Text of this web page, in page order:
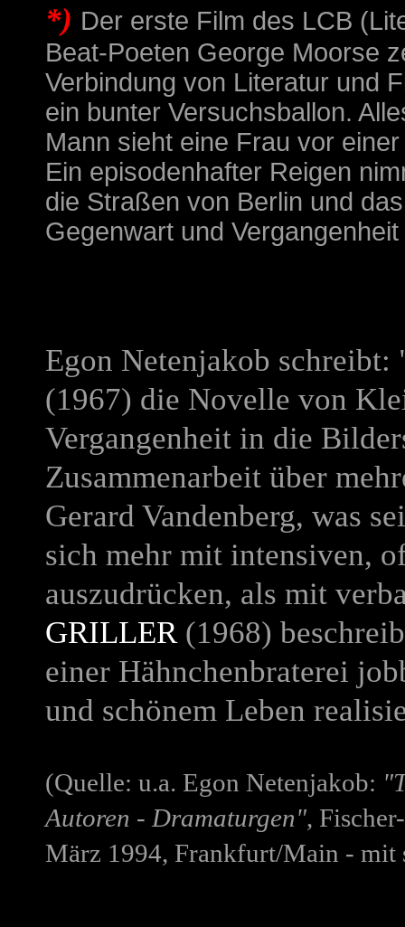
*) Der erste Film des LCB
Beat-Poeten George Moorse
Verbindung von Literatur und
ein bunter Versuchsballon.
Mann sieht eine Frau vor
Ein episodenhafter Reigen
die Straßen von Berlin und
Gegenwart und
Egon Netenjakob
(1967) die Novelle von
Vergangenheit in die
Zusammenarbeit über
Gerard Vandenberg, was
sich mehr mit intensiven,
auszudrücken, als mit
GRILLER(1968)
einer Hähnchenbraterei
und schönem Leben
(Quelle: u.a. Egon Netenjakob:
Autoren - Dramaturgen",
März 1994, Frankfurt/Main - mit